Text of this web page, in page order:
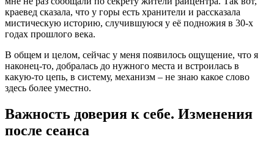
краевед сказала, что у горы есть хранители и рассказала
мистическую историю, случившуюся у её подножия в 30-х
годах прошлого века.
В общем и целом, сейчас у меня появилось ощущение, что я
наконец-то, добралась до нужного места и встроилась в
какую-то цепь, в систему, механизм – не знаю какое слово
здесь более уместно.
Важность доверия к себе. Изменения
после сеанса